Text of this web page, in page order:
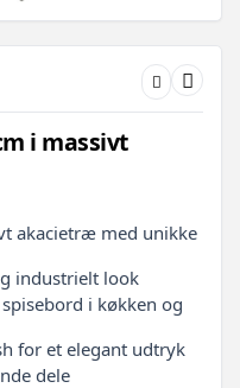
i massivt
akacietræ med unikke
industrielt look
i køkken og
for et elegant udtryk
dele